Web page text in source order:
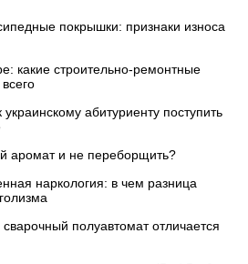
покрышки: признаки износа
какие строительно-ремонтные
абитуриенту поступить
аромат и не переборщить?
наркология: в чем разница
полуавтомат отличается